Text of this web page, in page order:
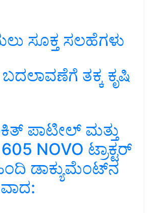
ಸೂಕ್ತ ಸಲಹೆಗಳು
ತಕ್ಕ ಕೃಷಿ
ಪಾಟೀಲ್ ಮತ್ತು
NOVO ಟ್ರಾಕ್ಟರ್
ಡಾಕ್ಯುಮೆಂಟ್‌ನ